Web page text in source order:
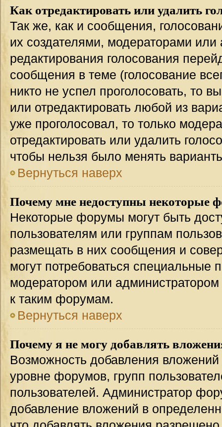
Как отредактировать или удалить
Так же, как и сообщения,
их создателями, модераторами
редактирования голосования
сообщения в теме (голосование
никто не успел проголосовать, то
или отредактировать любой из
уже проголосовал, то только
отредактировать или удалить
чтобы нельзя было менять
Вернуться наверх
Почему мне недоступны некоторые
Некоторые форумы могут быть
пользователям или группам
размещать в них сообщения и
могут потребоваться специальные
модератором или
к таким форумам.
Вернуться наверх
Почему я не могу добавлять
Возможность добавления
уровне форумов, групп
пользователей. Администратор
добавление вложений в